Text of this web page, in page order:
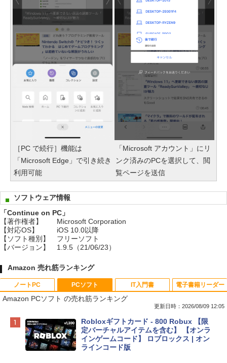
［PC で続行］機能は
「Microsoft Edge」で引き続き
利用可能
「Microsoft アカウント」にリ
ンク済みのPCを選択して、閲
覧ページを送信
ソフトウェア情報
「Continue on PC」
【著作権者】
Microsoft Corporation
【対応OS】
iOS 10.0以降
【ソフト種別】
フリーソフト
【バージョン】
1.9.5（21/06/23）
Amazon 売れ筋ランキング
ノートPC
Apple 2026 MacBook Neo A18 Proチッ
プ搭載13インチノートブック：AIとAppl
e Intelligenceのために設計、Liquid Ret
inaディスプレイ、8GBユニファイドメモ
PCソフト
Amazon PCソフト の売れ筋ランキング
更新日時：2026/08/09 12:05
Robloxギフトカード - 800 Robux 【限
定バーチャルアイテムを含む】 【オンラ
インゲームコード】 ロブロックス | オン
ラインコード版
IT入門書 電子書籍リーダー